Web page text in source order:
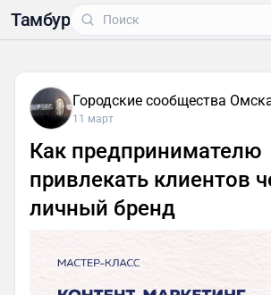
Тамбур
Городские сообщества
11 март
Как предпринимателю
привлекать клиентов
личный бренд